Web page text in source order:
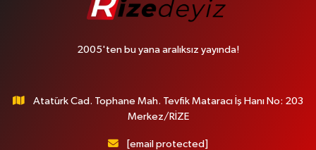
2005'ten bu yana aralıksız yayında!
Atatürk Cad. Tophane Mah. Tevfik Mataracı İş Hanı No: 203
Merkez/RİZE
[email protected]